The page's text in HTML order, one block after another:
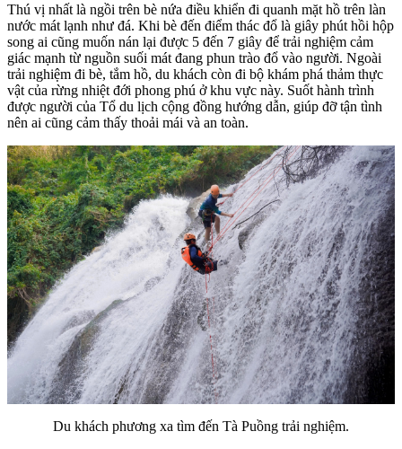
Thú vị nhất là ngồi trên bè nứa điều khiển đi quanh mặt hồ trên làn
nước mát lạnh như đá. Khi bè đến điểm thác đổ là giây phút hồi hộp
song ai cũng muốn nán lại được 5 đến 7 giây để trải nghiệm cảm
giác mạnh từ nguồn suối mát đang phun trào đổ vào người. Ngoài
trải nghiệm đi bè, tắm hồ, du khách còn đi bộ khám phá thảm thực
vật của rừng nhiệt đới phong phú ở khu vực này. Suốt hành trình
được người của Tổ du lịch cộng đồng hướng dẫn, giúp đỡ tận tình
nên ai cũng cảm thấy thoải mái và an toàn.
Du khách phương xa tìm đến Tà Puồng trải nghiệm.